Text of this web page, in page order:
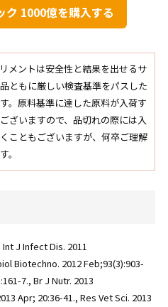
1000億を購入する
メントは安全性と結果を出せるサ
ともに厳しい検査基準をパスした
。原料基準に達した原料が入荷す
ざいますので、品切れの際には入
こともございますが、何卒ご理解
。
J Infect Dis. 2011
Biotechno. 2012 Feb;93(3):903-
7., Br J Nutr. 2013
Apr; 20:36-41., Res Vet Sci. 2013